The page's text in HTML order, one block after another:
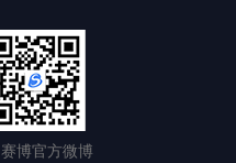
赛博官方微博